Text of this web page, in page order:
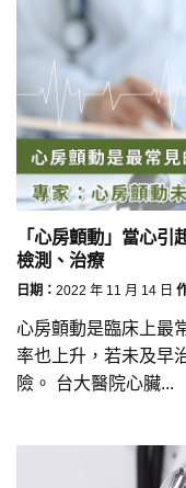
「心房顫動」當心
檢測、治療
日期： 2022 年 11 月 14 日
心房顫動是臨床上最
率也上升，若未及早
險。 台大醫院心臟...